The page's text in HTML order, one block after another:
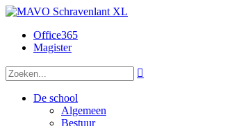
Office365
Magister

De school
Algemeen
Bestuur